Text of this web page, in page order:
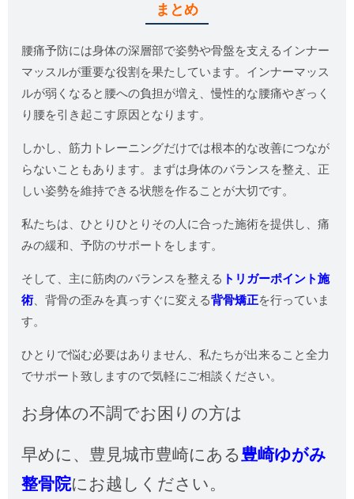
まとめ
腰痛予防には身体の深層部で姿勢や骨盤を支えるインナー
マッスルが重要な役割を果たしています。インナーマッス
ルが弱くなると腰への負担が増え、慢性的な腰痛やぎっく
り腰を引き起こす原因となります。
しかし、筋力トレーニングだけでは根本的な改善につなが
らないこともあります。まずは身体のバランスを整え、正
しい姿勢を維持できる状態を作ることが大切です。
私たちは、ひとりひとりその人に合った施術を提供し、痛
みの緩和、予防のサポートをします。
そして、主に筋肉のバランスを整える トリガーポイント施
術、背骨の歪みを真っすぐに変える背骨矯正を行っていま
す。
ひとりで悩む必要はありません、私たちが出来ること全力
でサポート致しますので気軽にご相談ください。
お身体の不調でお困りの方は
早めに、 豊見城市豊崎にある豊崎ゆがみ
整骨院にお越しください。